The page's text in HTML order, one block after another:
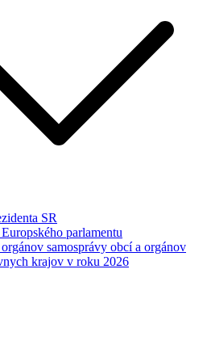
SR
parlamentu
samosprávy obcí a orgánov
krajov v roku 2026